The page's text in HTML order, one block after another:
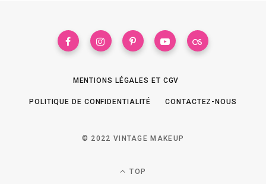
MENTIONS LÉGALES ET CGV
POLITIQUE DE CONFIDENTIALITÉ CONTACTEZ-NOUS
© 2022 VINTAGE MAKEUP
TOP